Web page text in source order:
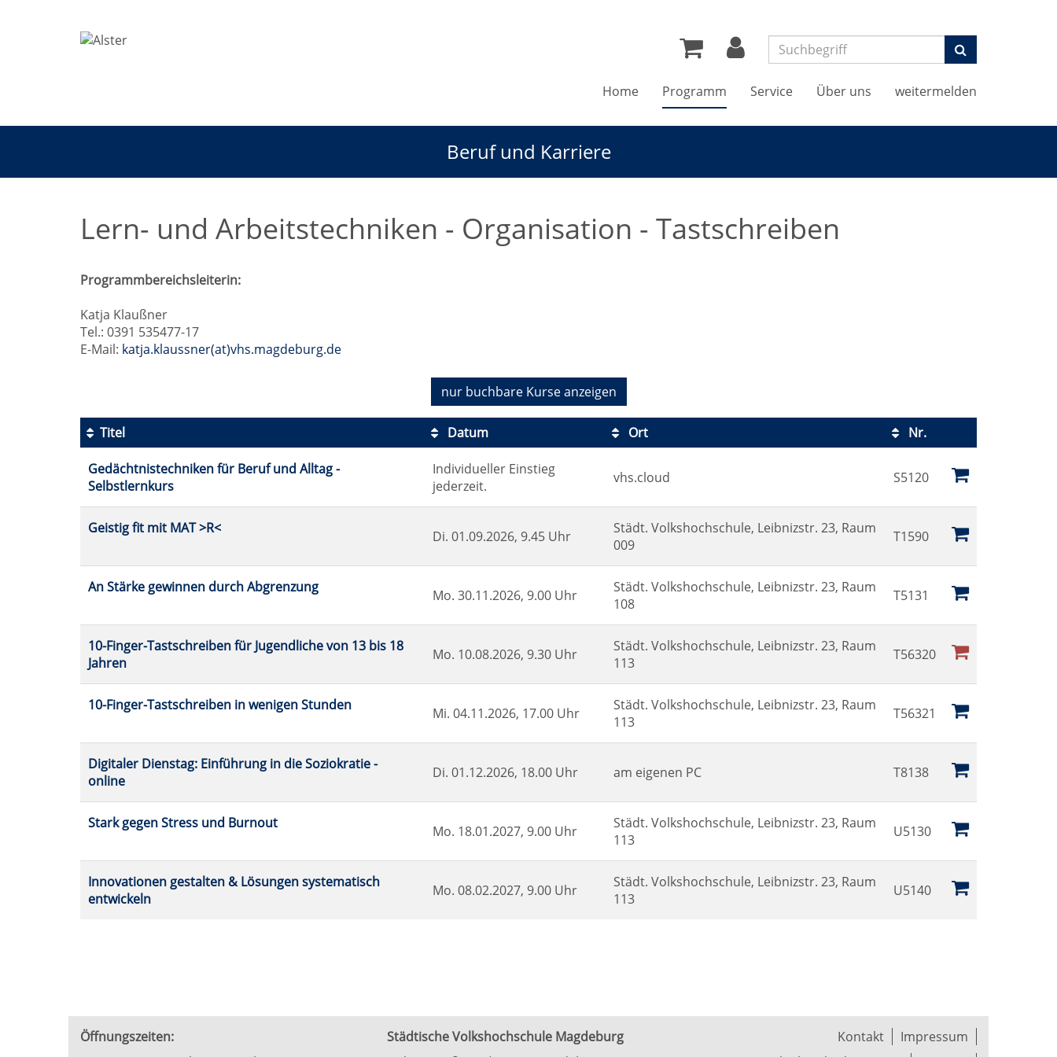
Suchen
Home Programm Service Über uns weitermelden
Beruf und Karriere
Lern- und Arbeitstechniken - Organisation - Tastschreiben
Programmbereichsleiterin:
Katja Klaußner
Tel.: 0391 535477-17
E-Mail: katja.klaussner(at)vhs.magdeburg.de
nur buchbareKurse anzeigen
Tabellenüberschriften
können
sortiert
werden.
Titel Datum Ort
Nr.
Kursstatus
Gedächtnistechniken für Beruf und Alltag -
Selbstlernkurs
Individueller Einstieg
jederzeit.
vhs.cloud S5120
Geistig fit mit MAT >R< Di. 01.09.2026, 9.45 Uhr
Städt. Volkshochschule, Leibnizstr. 23, Raum
009
T1590
An Stärke gewinnen durch Abgrenzung Mo. 30.11.2026, 9.00 Uhr
Städt. Volkshochschule, Leibnizstr. 23, Raum
108
T5131
10-Finger-Tastschreiben für Jugendliche von 13 bis 18
Jahren
Mo. 10.08.2026, 9.30 Uhr
Städt. Volkshochschule, Leibnizstr. 23, Raum
113
T56320
10-Finger-Tastschreiben in wenigen Stunden Mi. 04.11.2026, 17.00 Uhr
Städt. Volkshochschule, Leibnizstr. 23, Raum
113
T56321
Digitaler Dienstag: Einführung in die Soziokratie -
online
Di. 01.12.2026, 18.00 Uhr am eigenen PC T8138
Stark gegen Stress und Burnout Mo. 18.01.2027, 9.00 Uhr
Städt. Volkshochschule, Leibnizstr. 23, Raum
113
U5130
Innovationen gestalten & Lösungen systematisch
entwickeln
Mo. 08.02.2027, 9.00 Uhr
Städt. Volkshochschule, Leibnizstr. 23, Raum
113
U5140
Öffnungszeiten:
Städtische Volkshochschule Magdeburg
Kontakt
Impressum